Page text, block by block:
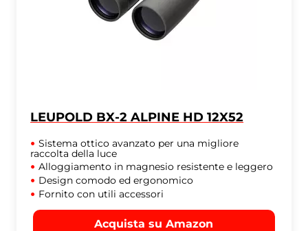
LEUPOLD BX-2 ALPINE HD 12X52
Sistema ottico avanzato per una migliore
raccolta della luce
Alloggiamento in magnesio resistente e leggero
Design comodo ed ergonomico
Fornito con utili accessori
Acquista su Amazon